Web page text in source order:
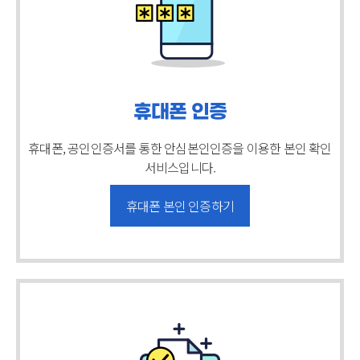
휴대폰 인증
휴대폰, 공인인증서를 통한 안심본인인증을 이용한 본인 확인
서비스입니다.
휴대폰 본인 인증하기